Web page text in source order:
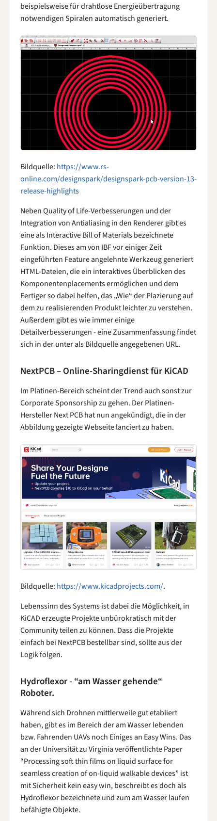
beispielsweise für drahtlose Energieübertragung
notwendigen Spiralen automatisch generiert.
Bildquelle: https://www.rs-
online.com/designspark/designspark-pcb-version-13-
release-highlights
Neben Quality of Life-Verbesserungen und der
Integration von Antialiasing in den Renderer gibt es
eine als Interactive Bill of Materials bezeichnete
Funktion. Dieses am von IBF vor einiger Zeit
eingeführten Feature angelehnte Werkzeug generiert
HTML-Dateien, die ein interaktives Überblicken des
Komponentenplacements ermöglichen und dem
Fertiger so dabei helfen, das „Wie“ der Plazierung auf
dem zu realisierenden Produkt leichter zu verstehen.
Außerdem gibt es wie immer einige
Detailverbesserungen - eine Zusammenfassung findet
sich in der unter als Bildquelle angegebenen URL.
NextPCB – Online-Sharingdienst für KiCAD
Im Platinen-Bereich scheint der Trend auch sonst zur
Corporate Sponsorship zu gehen. Der Platinen-
Hersteller Next PCB hat nun angekündigt, die in der
Abbildung gezeigte Webseite lanciert zu haben.
Bildquelle: https://www.kicadprojects.com/.
Lebenssinn des Systems ist dabei die Möglichkeit, in
KiCAD erzeugte Projekte unbürokratisch mit der
Community teilen zu können. Dass die Projekte
einfach bei NextPCB bestellbar sind, sollte aus der
Logik folgen.
Hydroflexor - “am Wasser gehende“
Roboter.
Während sich Drohnen mittlerweile gut etabliert
haben, gibt es im Bereich der am Wasser lebenden
bzw. Fahrenden UAVs noch Einiges an Easy Wins. Das
an der Universität zu Virginia veröffentlichte Paper
“Processing soft thin films on liquid surface for
seamless creation of on-liquid walkable devices” ist
mit Sicherheit kein easy win, beschreibt es doch als
Hydroflexor bezeichnete und zum am Wasser laufen
befähigte Objekte.